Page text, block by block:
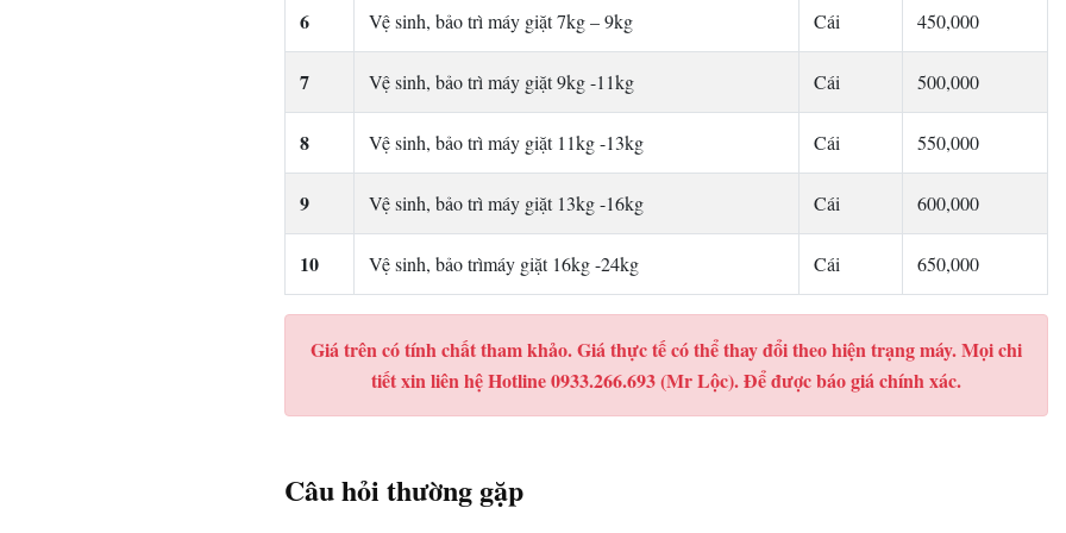
6 Vệ sinh, bảo trì máy giặt 7kg – 9kg Cái 450,000
7 Vệ sinh, bảo trì máy giặt 9kg -11kg Cái 500,000
8 Vệ sinh, bảo trì máy giặt 11kg -13kg Cái 550,000
9 Vệ sinh, bảo trì máy giặt 13kg -16kg Cái 600,000
10 Vệ sinh, bảo trìmáy giặt 16kg -24kg Cái 650,000
Giá trên có tính chất tham khảo. Giá thực tế có thể thay đổi theo hiện trạng máy. Mọi chi
tiết xin liên hệ Hotline 0933.266.693 (Mr Lộc). Để được báo giá chính xác.
Câu hỏi thường gặp